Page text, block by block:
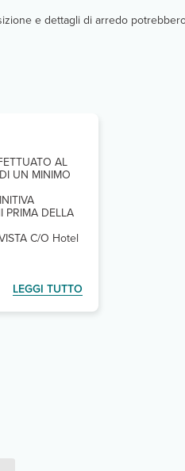
e dettagli di arredo
AL
UN MINIMO
PRIMA DELLA
C/O Hotel
LEGGI TUTTO